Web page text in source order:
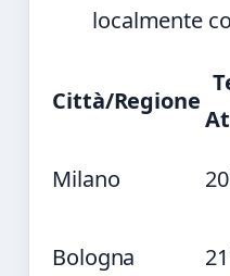
localmente
Città/Regione
Milano
Bologna